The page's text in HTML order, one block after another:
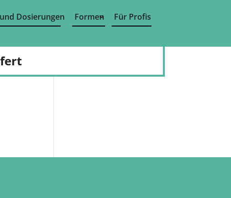
Dosierungen Formen Für Profis